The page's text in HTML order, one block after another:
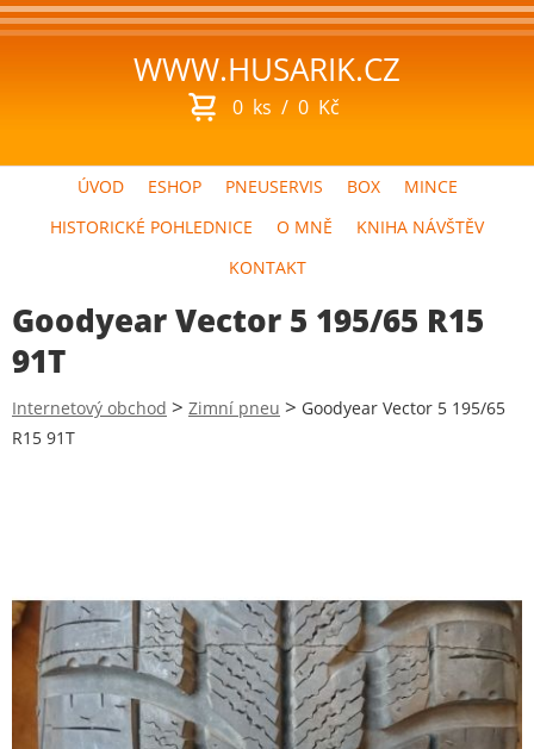
WWW.HUSARIK.CZ
0 ks / 0 Kč
ÚVOD ESHOP PNEUSERVIS BOX
MINCE
HISTORICKÉ POHLEDNICE
O MNĚ
KNIHA NÁVŠTĚV
KONTAKT
Goodyear Vector 5 195/65 R15
91T
Internetový obchod > Zimní pneu > Goodyear Vector 5 195/65
R15 91T